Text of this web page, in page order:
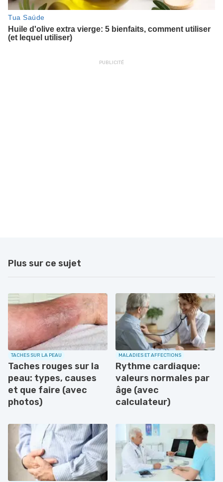
Plus sur ce sujet
TACHES SUR LA PEAU
Taches rouges sur la
peau: types, causes
et que faire (avec
photos)
MALADIES ET AFFECTIONS
Rythme cardiaque:
valeurs normales par
âge (avec
calculateur)